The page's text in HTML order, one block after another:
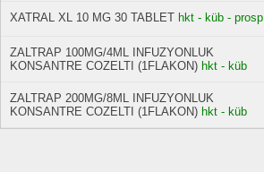
XATRAL XL 10 MG 30 TABLET hkt - küb - prosp
ZALTRAP 100MG/4ML INFUZYONLUK
KONSANTRE COZELTI (1FLAKON) hkt - küb
ZALTRAP 200MG/8ML INFUZYONLUK
KONSANTRE COZELTI (1FLAKON) hkt - küb